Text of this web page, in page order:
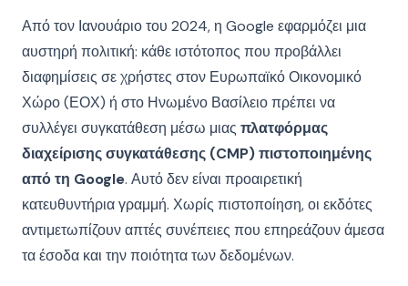
Από τον Ιανουάριο του 2024, η Google εφαρμόζει μια
αυστηρή πολιτική: κάθε ιστότοπος που προβάλλει
διαφημίσεις σε χρήστες στον Ευρωπαϊκό Οικονομικό
Χώρο (ΕΟΧ) ή στο Ηνωμένο Βασίλειο πρέπει να
συλλέγει συγκατάθεση μέσω μιας πλατφόρμας
διαχείρισης συγκατάθεσης (CMP) πιστοποιημένης
από τη Google. Αυτό δεν είναι προαιρετική
κατευθυντήρια γραμμή. Χωρίς πιστοποίηση, οι εκδότες
αντιμετωπίζουν απτές συνέπειες που επηρεάζουν άμεσα
τα έσοδα και την ποιότητα των δεδομένων.